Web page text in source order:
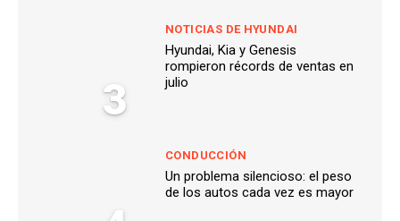
3
NOTICIAS DE HYUNDAI
Hyundai, Kia y Genesis
rompieron récords de ventas en
julio
CONDUCCIÓN
Un problema silencioso: el peso
de los autos cada vez es mayor